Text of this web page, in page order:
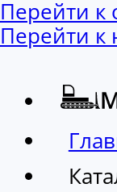
Перейти к
Перейти к